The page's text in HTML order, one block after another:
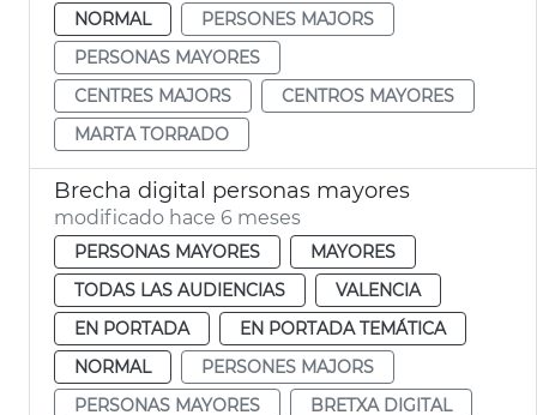
NORMAL
PERSONES MAJORS
PERSONAS MAYORES
CENTRES MAJORS
CENTROS MAYORES
MARTA TORRADO
Brecha digital personas mayores
modificado hace 6 meses
PERSONAS MAYORES
MAYORES
TODAS LAS AUDIENCIAS
VALENCIA
EN PORTADA
EN PORTADA TEMÁTICA
NORMAL
PERSONES MAJORS
PERSONAS MAYORES
BRETXA DIGITAL